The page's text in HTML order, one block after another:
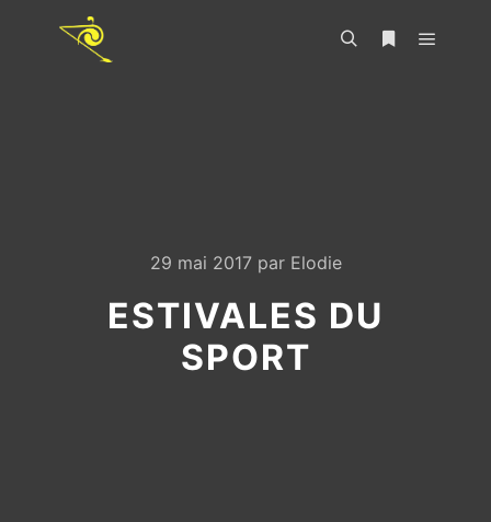
29 mai 2017par Elodie
ESTIVALES DU
SPORT